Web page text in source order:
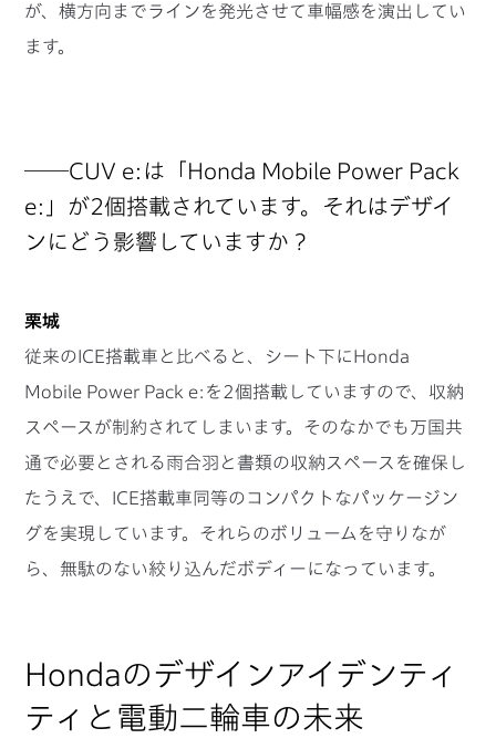
が、横方向までラインを発光させて車幅感を演出してい
ます。
──CUV e:は「Honda Mobile Power Pack
e:」が2個搭載されています。それはデザイ
ンにどう影響していますか？
栗城
従来のICE搭載車と比べると、シート下にHonda
Mobile Power Pack e:を2個搭載していますので、収納
スペースが制約されてしまいます。そのなかでも万国共
通で必要とされる雨合羽と書類の収納スペースを確保し
たうえで、ICE搭載車同等のコンパクトなパッケージン
グを実現しています。それらのボリュームを守りなが
ら、無駄のない絞り込んだボディーになっています。
Hondaのデザインアイデンティ
ティと電動二輪車の未来